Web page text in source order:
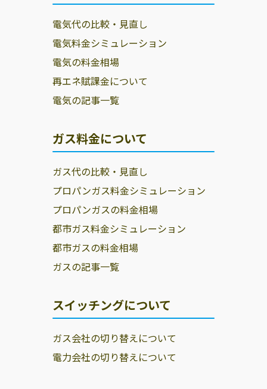
電気代の比較・見直し
電気料金シミュレーション
電気の料金相場
再エネ賦課金について
電気の記事一覧
ガス料金について
ガス代の比較・見直し
プロパンガス料金シミュレーション
プロパンガスの料金相場
都市ガス料金シミュレーション
都市ガスの料金相場
ガスの記事一覧
スイッチングについて
ガス会社の切り替えについて
電力会社の切り替えについて